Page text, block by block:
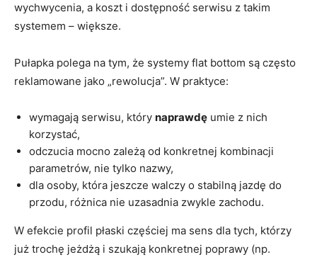
wychwycenia, a koszt i dostępność serwisu z takim
systemem – większe.
Pułapka polega na tym, że systemy flat bottom są często
reklamowane jako „rewolucja”. W praktyce:
wymagają serwisu, który naprawdę umie z nich
korzystać,
odczucia mocno zależą od konkretnej kombinacji
parametrów, nie tylko nazwy,
dla osoby, która jeszcze walczy o stabilną jazdę do
przodu, różnica nie uzasadnia zwykle zachodu.
W efekcie profil płaski częściej ma sens dla tych, którzy
już trochę jeżdżą i szukają konkretnej poprawy (np.